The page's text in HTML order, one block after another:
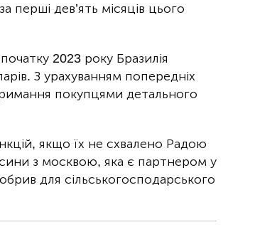
перші дев’ять місяців цього
2023 року Бразилія
З урахуванням попередніх
покупцями детального
якщо їх не схвалено Радою
з москвою, яка є партнером у
для сільськогосподарського